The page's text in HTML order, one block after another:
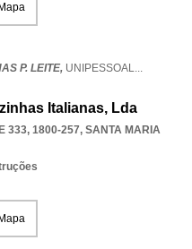
P. LEITE, UNIPESSOAL...
Italianas, Lda
333, 1800-257, SANTA MARIA